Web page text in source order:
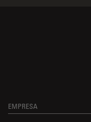
EMPRESA